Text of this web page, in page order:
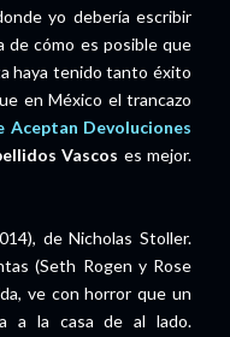
yo debería escribir
de cómo es posible que
haya tenido tanto éxito
en México el trancazo
Aceptan Devoluciones
Vascos es mejor.
de Nicholas Stoller.
(Seth Rogen y Rose
ve con horror que un
a la casa de al lado.